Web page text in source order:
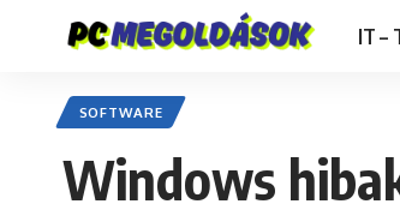
IT –
SOFTWARE
Windows